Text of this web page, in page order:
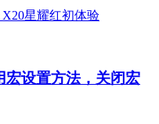
宏设置方法，关闭宏